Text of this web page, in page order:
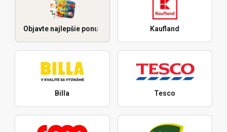
Objavte najlepšie ponuky Kaufland
Billa Tesco